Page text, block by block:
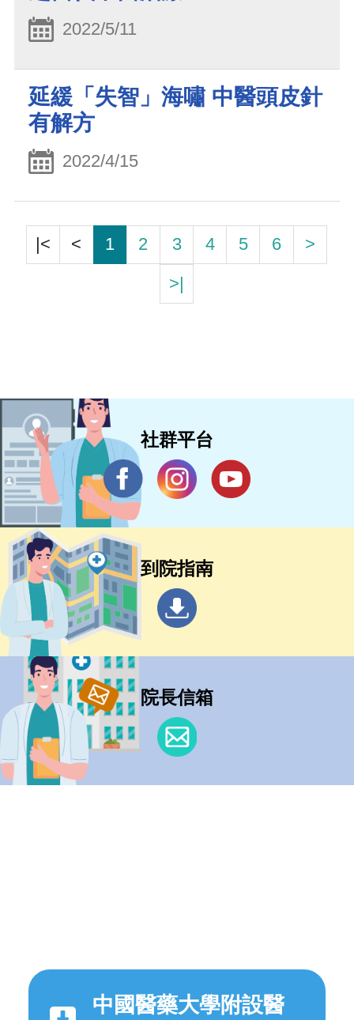
2022/5/11
延緩「失智」海嘯 中醫頭皮針
有解方
2022/4/15
|< < 1 2 3 4 5 6
>
>|
社群平台
到院指南
院長信箱
中國醫藥大學附設醫